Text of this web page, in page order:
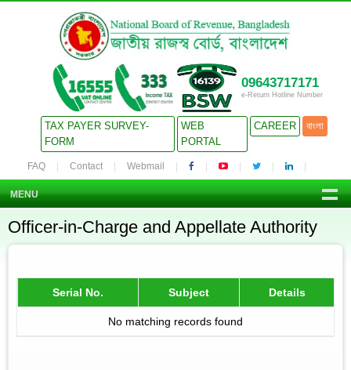
09643717171
e-Return Hotline Number
TAX PAYER SURVEY-
FORM
WEB
PORTAL
CAREER বাংলা
FAQ Contact Webmail
MENU
Officer-in-Charge and Appellate Authority
Serial No. Subject Details
No matching records found